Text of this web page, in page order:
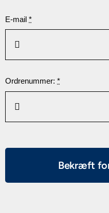
E-mail*
Ordrenummer:*
Bekræft